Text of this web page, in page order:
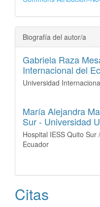
Biografía del autor/a
Gabriela Raza
Internacional del
Universidad
María Alejandra
Sur - Universidad
Hospital IESS Quito
Ecuador
Citas